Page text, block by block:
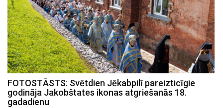
FOTOSTĀSTS: Svētdien Jēkabpilī pareizticīgie
godināja Jakobštates ikonas atgriešanās 18.
gadadienu